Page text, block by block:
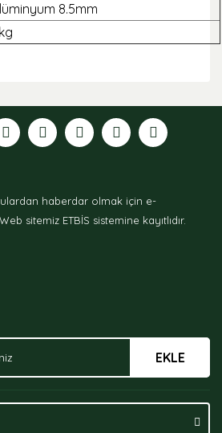
8.5mm
iletebilirsiniz.
için teşekkür ederiz.
eksik bilgiler bulunuyor.
bulunuyor.
daha pahalı.
alternatifler olmalı.
haberdar olmak için e-
Web sitemiz ETBİS sistemine kayıtlıdır.
EKLE